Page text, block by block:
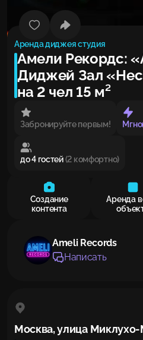
Аренда диджея студия
Амели Рекордс:
Диджей Зал
на 2 чел 15 м²
Забронируйте первым!
до 4 гостей(2 комфортно)
Создание
контента
Аренда
Ameli Records
Написать
Москва, улица Миклухо-